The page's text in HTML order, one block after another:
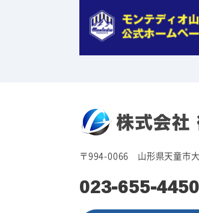
〒994-0066 山形県天童市
023-655-4450